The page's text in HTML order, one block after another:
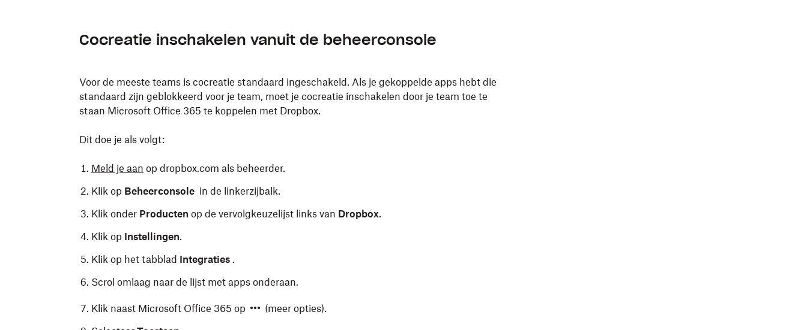
Cocreatie inschakelen vanuit de beheerconsole
Voor de meeste teams is cocreatie standaard ingeschakeld. Als je gekoppelde apps hebt die
standaard zijn geblokkeerd voor je team, moet je cocreatie inschakelen door je team toe te
staan Microsoft Office 365 te koppelen met Dropbox.
Dit doe je als volgt:
Meld je aan op dropbox.com als beheerder.
Klik op Beheerconsole in de linkerzijbalk.
Klik onder Producten op de vervolgkeuzelijst links van Dropbox.
Klik op Instellingen.
Klik op het tabblad Integraties .
Scrol omlaag naar de lijst met apps onderaan.
Klik naast Microsoft Office 365 op
(meer opties).